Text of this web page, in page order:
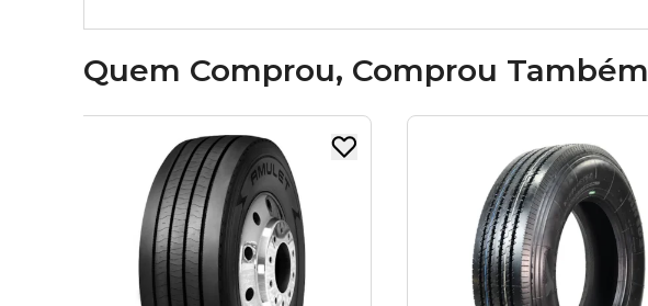
Quem Comprou, Comprou Também